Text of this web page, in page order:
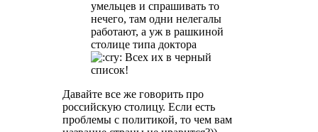
умельцев и спрашивать то
нечего, там одни нелегалы
работают, а уж в рашкиной
столице типа доктора
Всех их в черный
список!
Давайте все же говорить про
российскую столицу. Если есть
проблемы с политикой, то чем вам